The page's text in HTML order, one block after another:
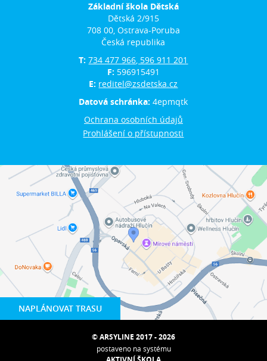
NAPLÁNOVAT TRASU
Základní škola Dětská
Dětská 2/915
708 00, Ostrava-Poruba
Česká republika
T:734 477 966, 596 911 201
F: 596915491
E: reditel@zsdetska.cz
Datová schránka:4epmqtk
Ochrana osobních údajů
Prohlášení o přístupnosti
© ARSYLINE 2017 - 2026
postaveno na systému